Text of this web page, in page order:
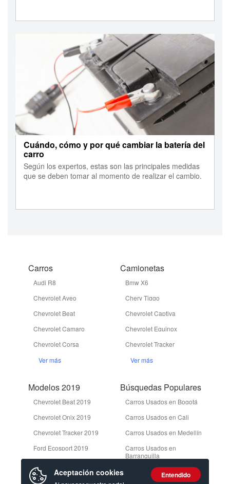
Cuándo, cómo y por qué cambiar la batería del
carro
Según los expertos, estas son las principales medidas
que se deben tomar al momento de realizar el cambio.
Carros
Audi R8
Chevrolet Aveo
Chevrolet Beat
Chevrolet Camaro
Chevrolet Corsa
Ver más
Camionetas
Bmw X6
Chery Tiggo
Chevrolet Captiva
Chevrolet Equinox
Chevrolet Tracker
Ver más
Modelos 2019
Chevrolet Beat 2019
Chevrolet Onix 2019
Chevrolet Tracker 2019
Ford Ecosport 2019
Ver más
Búsquedas Populares
Carros Usados en Bogotá
Carros Usados en Cali
Carros Usados en Medellín
Carros Usados en
Barranquilla
Camionetas Usadas en
Aceptación cookies Entendido